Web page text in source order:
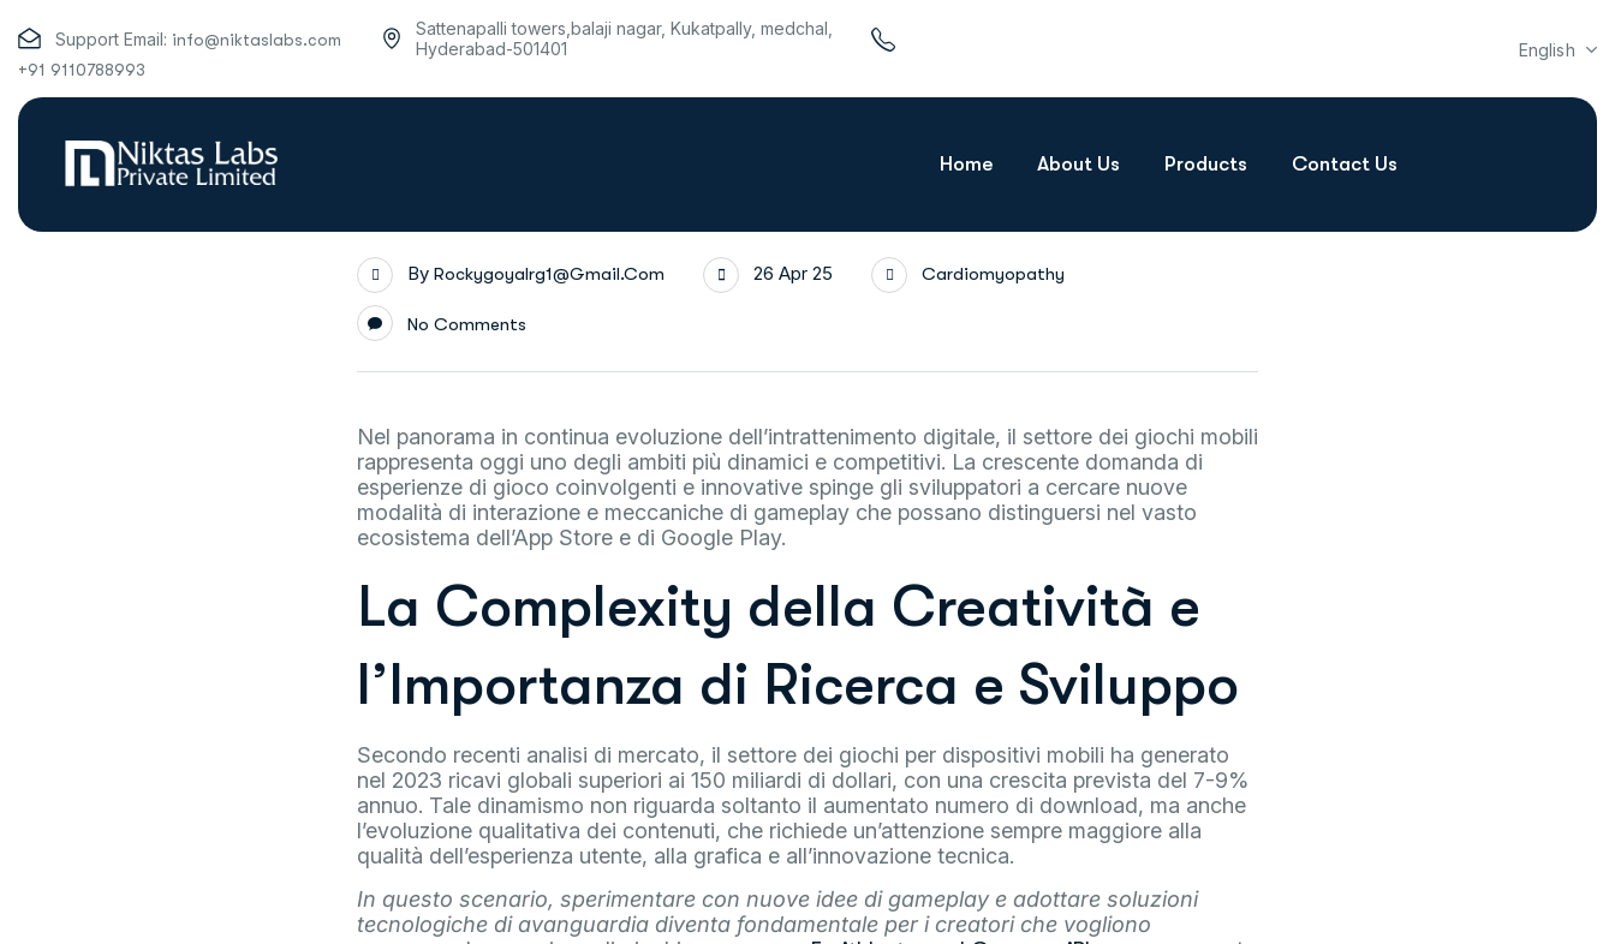
Support Email: info@niktaslabs.com
Sattenapalli towers,balaji nagar, Kukatpally, medchal,
Hyderabad-501401
+91 9110788993
English
Home About Us Products Contact Us
By Rockygoyalrg1@gmail.com 26 Apr 25 Cardiomyopathy
No Comments
Nel panorama in continua evoluzione dell’intrattenimento digitale, il settore dei giochi mobili
rappresenta oggi uno degli ambiti più dinamici e competitivi. La crescente domanda di
esperienze di gioco coinvolgenti e innovative spinge gli sviluppatori a cercare nuove
modalità di interazione e meccaniche di gameplay che possano distinguersi nel vasto
ecosistema dell’App Store e di Google Play.
La Complexity della Creatività e
l’Importanza di Ricerca e Sviluppo
Secondo recenti analisi di mercato, il settore dei giochi per dispositivi mobili ha generato
nel 2023 ricavi globali superiori ai 150 miliardi di dollari, con una crescita prevista del 7-9%
annuo. Tale dinamismo non riguarda soltanto il aumentato numero di download, ma anche
l’evoluzione qualitativa dei contenuti, che richiede un’attenzione sempre maggiore alla
qualità dell’esperienza utente, alla grafica e all’innovazione tecnica.
In questo scenario, sperimentare con nuove idee di gameplay e adottare soluzioni
tecnologiche di avanguardia diventa fondamentale per i creatori che vogliono